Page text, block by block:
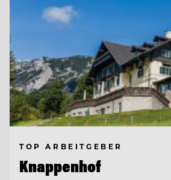
TOP ARBEITGEBER
Knappenhof